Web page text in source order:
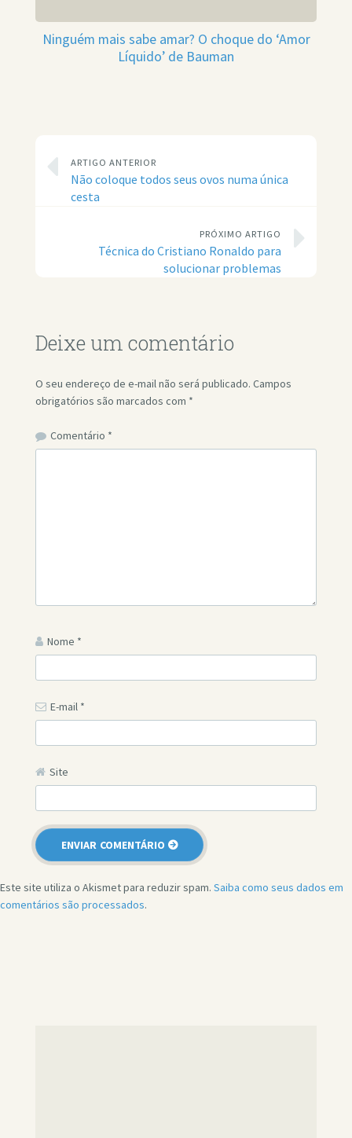
Ninguém mais sabe amar? O choque do ‘Amor
Líquido’ de Bauman
ARTIGO ANTERIOR
Não coloque todos seus ovos numa única
cesta
PRÓXIMO ARTIGO
Técnica do Cristiano Ronaldo para
solucionar problemas
Deixe um comentário
O seu endereço de e-mail não será publicado. Campos
obrigatórios são marcados com *
Comentário *
Nome *
E-mail *
Site
Este site utiliza o Akismet para reduzir spam. Saiba como seus dados em
comentários são processados.